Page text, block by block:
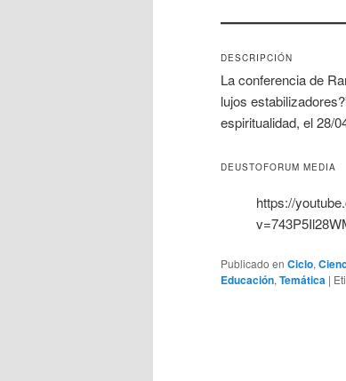
DESCRIPCIÓN
La conferencia de
lujos
espiritualidad, el 28/
DEUSTOFORUM MEDIA
https://
Publicado en Ciclo,
Educación, Temática |